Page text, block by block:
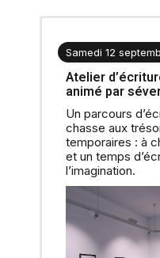
Samedi 12
Atelier
animé par
Un parcours
chasse aux
temporaires : à
et un temps
l’imagination.